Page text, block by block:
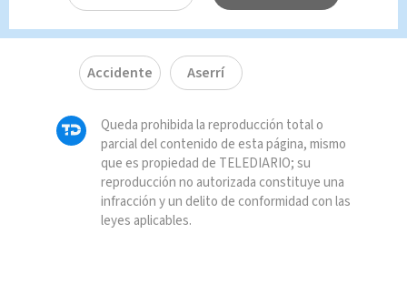
TAGS RELACIONADOS:
Accidente Aserrí
Queda prohibida la reproducción total o
parcial del contenido de esta página, mismo
que es propiedad de TELEDIARIO; su
reproducción no autorizada constituye una
infracción y un delito de conformidad con las
leyes aplicables.